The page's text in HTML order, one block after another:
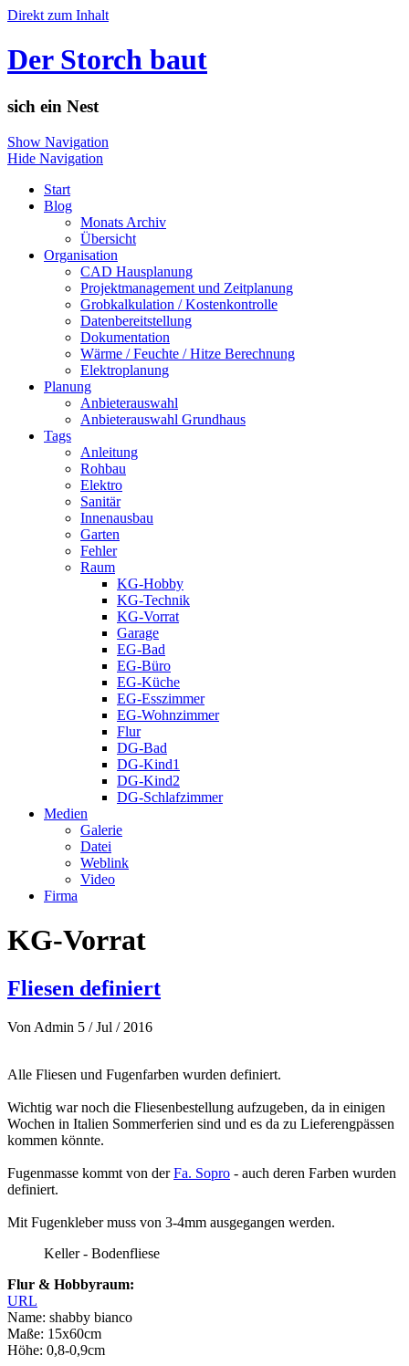
Direkt zum Inhalt
Der Storch baut
sich ein Nest
Show Navigation
Hide Navigation
Start
Blog
Monats Archiv
Übersicht
Organisation
CAD Hausplanung
Projektmanagement und Zeitplanung
Grobkalkulation / Kostenkontrolle
Datenbereitstellung
Dokumentation
Wärme / Feuchte / Hitze Berechnung
Elektroplanung
Planung
Anbieterauswahl
Anbieterauswahl Grundhaus
Tags
Anleitung
Rohbau
Elektro
Sanitär
Innenausbau
Garten
Fehler
Raum
KG-Hobby
KG-Technik
KG-Vorrat
Garage
EG-Bad
EG-Büro
EG-Küche
EG-Esszimmer
EG-Wohnzimmer
Flur
DG-Bad
DG-Kind1
DG-Kind2
DG-Schlafzimmer
Medien
Galerie
Datei
Weblink
Video
Firma
KG-Vorrat
Fliesen definiert
Von Admin 5 / Jul / 2016
Alle Fliesen und Fugenfarben wurden definiert.
Wichtig war noch die Fliesenbestellung aufzugeben, da in einigen
Wochen in Italien Sommerferien sind und es da zu Lieferengpässen
kommen könnte.
Fugenmasse kommt von derFa. Sopro - auch deren Farben wurden
definiert.
Mit Fugenkleber muss von 3-4mm ausgegangen werden.
Keller - Bodenfliese
Flur & Hobbyraum:
URL
Name: shabby bianco
Maße: 15x60cm
Höhe: 0,8-0,9cm